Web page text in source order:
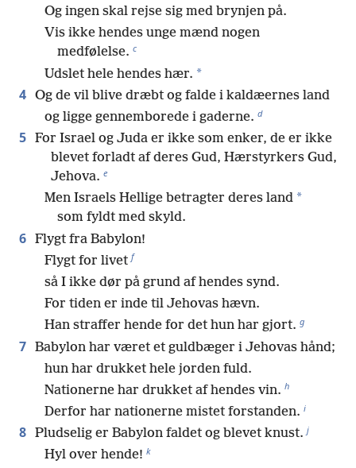
Og ingen skal rejse sig med brynjen på.
Vis ikke hendes unge mænd nogen
medfølelse. c
Udslet hele hendes hær. *
4 Og de vil blive dræbt og falde i kaldæernes land
og ligge gennemborede i gaderne. d
5 For Israel og Juda er ikke som enker, de er ikke
blevet forladt af deres Gud, Hærstyrkers Gud,
Jehova. e
Men Israels Hellige betragter deres land *
som fyldt med skyld.
6 Flygt fra Babylon!
Flygt for livet f
så I ikke dør på grund af hendes synd.
For tiden er inde til Jehovas hævn.
Han straffer hende for det hun har gjort. g
7 Babylon har været et guldbæger i Jehovas hånd;
hun har drukket hele jorden fuld.
Nationerne har drukket af hendes vin. h
Derfor har nationerne mistet forstanden. i
8 Pludselig er Babylon faldet og blevet knust. j
Hyl over hende! k